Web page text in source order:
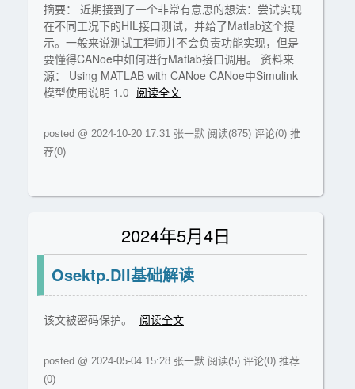
摘要： 近期接到了一个非常有意思的想法：尝试实现
在不同工况下的HIL接口测试，并给了Matlab这个提
示。一般来说测试工程师并不会负责功能实现，但是
要懂得CANoe中如何进行Matlab接口调用。 资料来
源： Using MATLAB with CANoe CANoe中Simulink
模型使用说明 1.0 阅读全文
posted @ 2024-10-20 17:31 张一默 阅读(875) 评论(0) 推
荐(0)
2024年5月4日
Osektp.Dll基础解读
该文被密码保护。 阅读全文
posted @ 2024-05-04 15:28 张一默 阅读(5) 评论(0) 推荐
(0)